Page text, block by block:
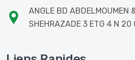
ANGLE BD ABDELMOUMEN
SHEHRAZADE 3 ETG 4 N